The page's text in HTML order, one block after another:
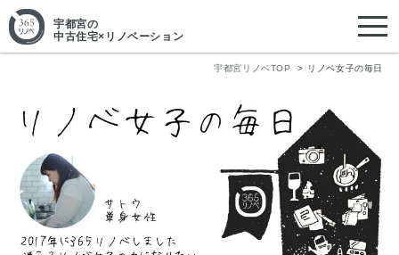
宇都宮の
中古住宅×リノベーション
宇都宮リノベTOP リノベ女子の毎日